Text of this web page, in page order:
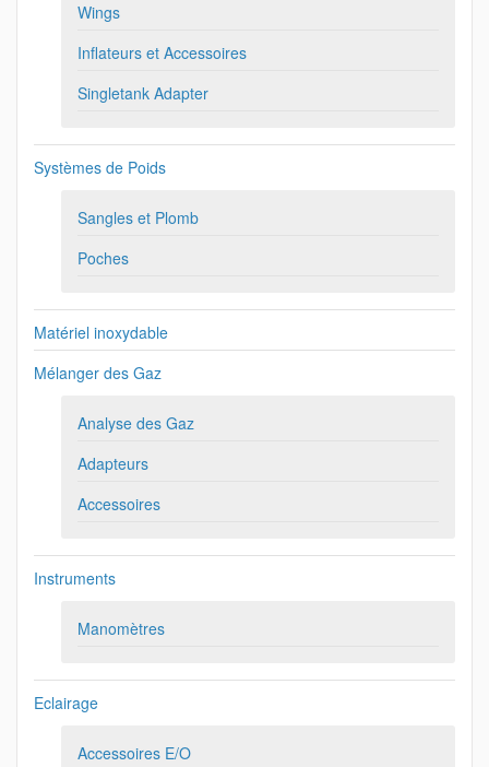
Wings
Inflateurs et Accessoires
Singletank Adapter
Systèmes de Poids
Sangles et Plomb
Poches
Matériel inoxydable
Mélanger des Gaz
Analyse des Gaz
Adapteurs
Accessoires
Instruments
Manomètres
Eclairage
Accessoires E/O